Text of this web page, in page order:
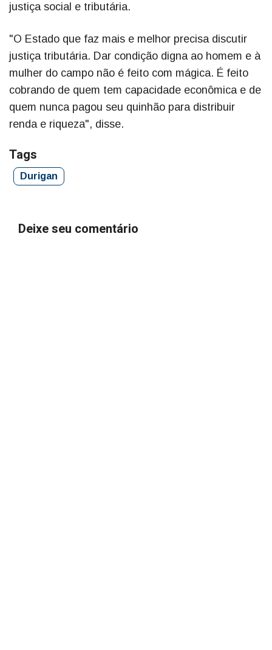
justiça social e tributária.
"O Estado que faz mais e melhor precisa discutir
justiça tributária. Dar condição digna ao homem e à
mulher do campo não é feito com mágica. É feito
cobrando de quem tem capacidade econômica e de
quem nunca pagou seu quinhão para distribuir
renda e riqueza", disse.
Tags
Durigan
Deixe seu comentário